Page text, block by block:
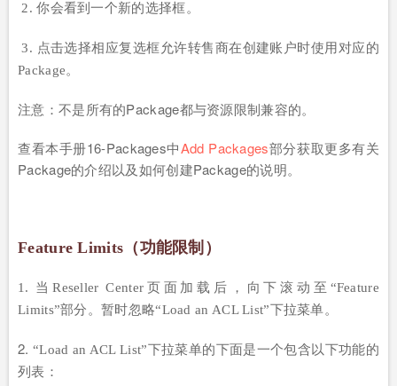
2. 你会看到一个新的选择框。
3. 点击选择相应复选框允许转售商在创建账户时使用对应的
Package。
注意：不是所有的Package都与资源限制兼容的。
查看本手册16-Packages中Add Packages部分获取更多有关
Package的介绍以及如何创建Package的说明。
Feature Limits（功能限制）
1. 当Reseller Center页面加载后，向下滚动至“Feature
Limits”部分。暂时忽略“Load an ACL List”下拉菜单。
2. “Load an ACL List”下拉菜单的下面是一个包含以下功能的
列表：